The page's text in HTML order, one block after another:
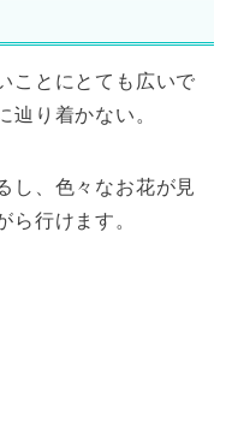
ことにとても広いで
辿り着かない。
し、色々なお花が見
ら行けます。